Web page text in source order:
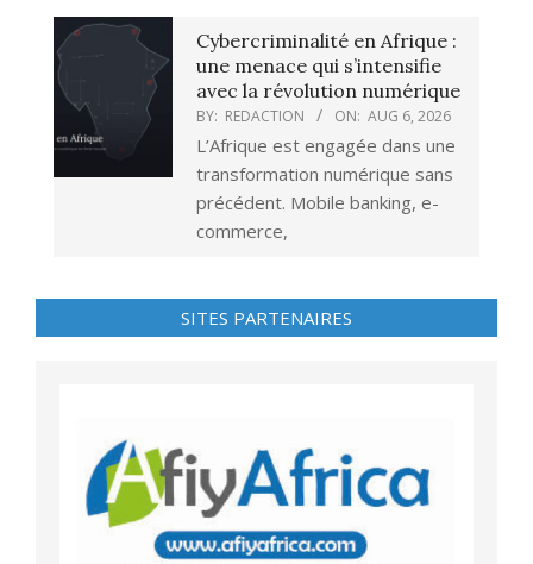
Cybercriminalité en Afrique :
une menace qui s’intensifie
avec la révolution numérique
BY: REDACTION ON: AUG 6, 2026
L’Afrique est engagée dans une
transformation numérique sans
précédent. Mobile banking, e-
commerce,
SITES PARTENAIRES